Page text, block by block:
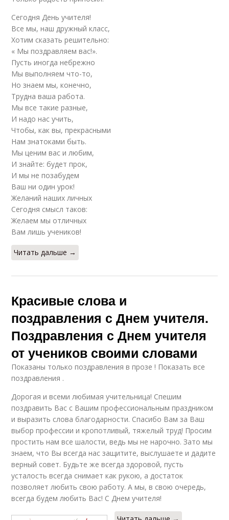
Сегодня День учителя!
Все мы, наш дружный класс,
Хотим сказать решительно:
« Мы поздравляем вас!».
Пусть иногда небрежно
Мы выполняем что-то,
Но знаем мы, конечно,
Трудна ваша работа.
Мы все такие разные,
И надо нас учить,
Чтобы, как вы, прекрасными
Нам знатоками быть.
Мы ценим вас и любим,
И знайте: будет прок,
И мы не позабудем
Ваш ни один урок!
Желаний наших личных
Сегодня смысл таков:
Желаем мы отличных
Вам лишь учеников!
Читать дальше →
Красивые слова и
поздравления с Днем учителя.
Поздравления с Днем учителя
от учеников своими словами
Показаны только поздравления в прозе ! Показать все
поздравления .
Дорогая и всеми любимая учительница! Спешим
поздравить Вас с Вашим профессиональным праздником
и выразить слова благодарности. Спасибо Вам за Ваш
выбор профессии и кропотливый, тяжелый труд! Просим
простить нам все шалости, ведь мы не нарочно. Зато мы
знаем, что Вы всегда нас защитите, выслушаете и дадите
верный совет. Будьте же всегда здоровой, пусть
усталость всегда снимает как рукою, а достаток
позволяет любить свою работу. А мы, в свою очередь,
всегда будем любить Вас! С Днем учителя!